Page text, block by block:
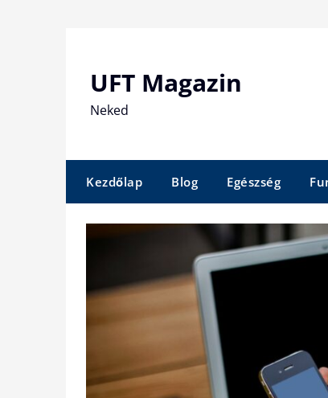
UFT Magazin
Neked
Kezdőlap Blog Egészség